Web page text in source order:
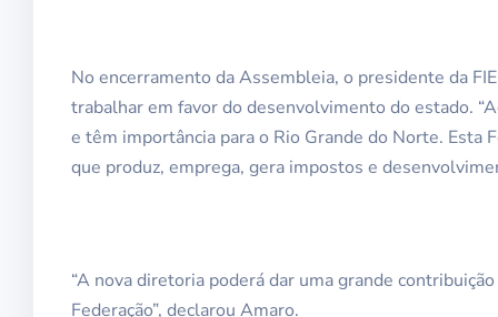
No encerramento da Assembleia, o presidente da
trabalhar em favor do desenvolvimento do estado.
e têm importância para o Rio Grande do Norte. Esta
que produz, emprega, gera impostos e
“A nova diretoria poderá dar uma grande
Federação”, declarou Amaro.